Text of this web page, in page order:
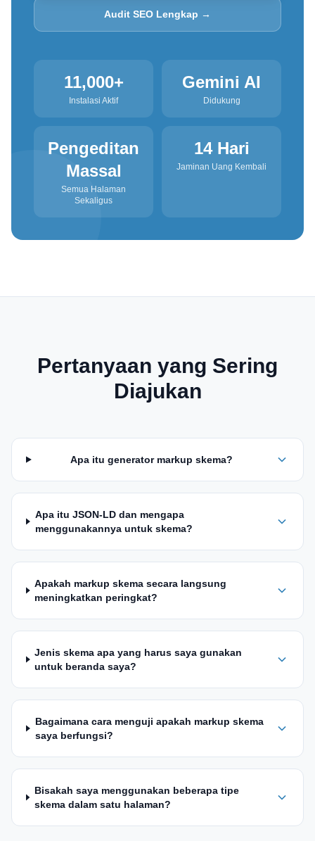
Audit SEO Lengkap →
11,000+
Instalasi Aktif
Gemini AI
Didukung
Pengeditan
Massal
Semua Halaman
Sekaligus
14 Hari
Jaminan Uang Kembali
Pertanyaan yang Sering
Diajukan
Apa itu generator markup skema?
Apa itu JSON-LD dan mengapa
menggunakannya untuk skema?
Apakah markup skema secara langsung
meningkatkan peringkat?
Jenis skema apa yang harus saya gunakan
untuk beranda saya?
Bagaimana cara menguji apakah markup skema
saya berfungsi?
Bisakah saya menggunakan beberapa tipe
skema dalam satu halaman?